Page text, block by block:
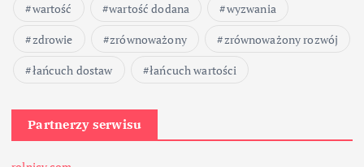
wartość
wartość dodana
wyzwania
zdrowie
zrównoważony
zrównoważony rozwój
łańcuch dostaw
łańcuch wartości
Partnerzy serwisu